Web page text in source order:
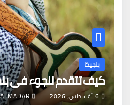
بلجيكا
كيف تتقدم للجوء في
6 أغسطس، 2026 ALMADAR